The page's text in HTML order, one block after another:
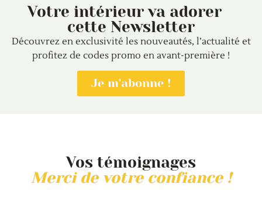
Votre intérieur va adorer
cette Newsletter
Découvrez en exclusivité les nouveautés, l’actualité et
profitez de codes promo en avant-première !
Je m'abonne !
Vos témoignages
Merci de votre confiance !